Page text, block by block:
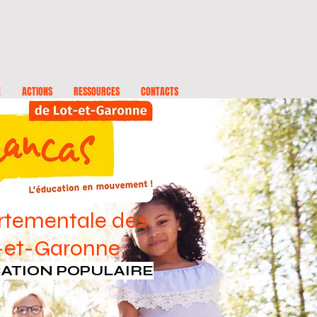
ACTIONS RESSOURCES CONTACTS
des
et-Garonne
POPULAIRE